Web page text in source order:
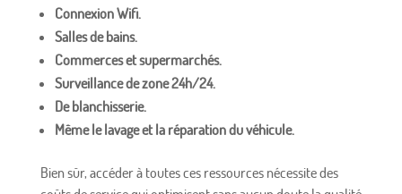
Connexion Wifi.
Salles de bains.
Commerces et supermarchés.
Surveillance de zone 24h/24.
De blanchisserie.
Même le lavage et la réparation du véhicule.
Bien sûr, accéder à toutes ces ressources nécessite des